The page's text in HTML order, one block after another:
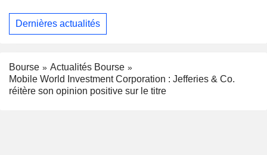
Dernières actualités
Bourse
Actualités Bourse
Mobile World Investment Corporation : Jefferies & Co.
réitère son opinion positive sur le titre